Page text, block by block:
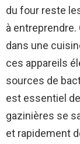
du four reste
à entreprendre.
dans une
ces appareils
sources de
est essentiel
gazinières se
et rapidement